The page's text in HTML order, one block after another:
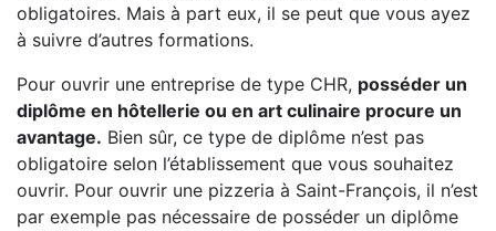
obligatoires. Mais à part eux, il se peut que vous ayez
à suivre d’autres formations.
Pour ouvrir une entreprise de type CHR, posséder un
diplôme en hôtellerie ou en art culinaire procure un
avantage. Bien sûr, ce type de diplôme n’est pas
obligatoire selon l’établissement que vous souhaitez
ouvrir. Pour ouvrir une pizzeria à Saint-François, il n’est
par exemple pas nécessaire de posséder un diplôme